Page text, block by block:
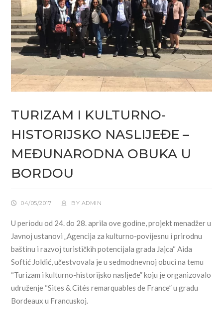
TURIZAM I KULTURNO-
HISTORIJSKO NASLIJEĐE –
MEĐUNARODNA OBUKA U
BORDOU
04/05/2017 BY ADMIN
U periodu od 24. do 28. aprila ove godine, projekt menadžer u
Javnoj ustanovi „Agencija za kulturno-povijesnu i prirodnu
baštinu i razvoj turističkih potencijala grada Jajca“ Aida
Softić Joldić, učestvovala je u sedmodnevnoj obuci na temu
“Turizam i kulturno-historijsko nasljeđe” koju je organizovalo
udruženje “Sites & Cités remarquables de France” u gradu
Bordeaux u Francuskoj.